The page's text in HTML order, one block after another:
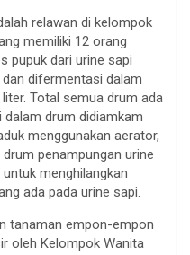
relawan di kelompok
memiliki 12 orang
pupuk dari urine sapi
difermentasi dalam
Total semua drum ada
dalam drum didiamkam
menggunakan aerator,
penampungan urine
menghilangkan
ada pada urine sapi.
tanaman empon-empon
oleh Kelompok Wanita